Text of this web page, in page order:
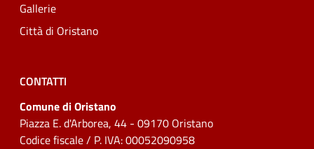
Gallerie
Città di Oristano
CONTATTI
Comune di Oristano
Piazza E. d'Arborea, 44 - 09170 Oristano
Codice fiscale / P. IVA: 00052090958